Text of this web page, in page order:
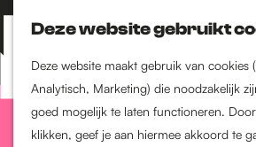
Deze website gebruikt
Deze website maakt gebruik van cookies
Analytisch, Marketing) die noodzakelijk
goed mogelijk te laten functioneren.
klikken, geef je aan hiermee akkoord te
Z
o
e
k
e
K
a
a
r
t
M
e
n
Nijmegen-
Dukenburg
Lindenholt